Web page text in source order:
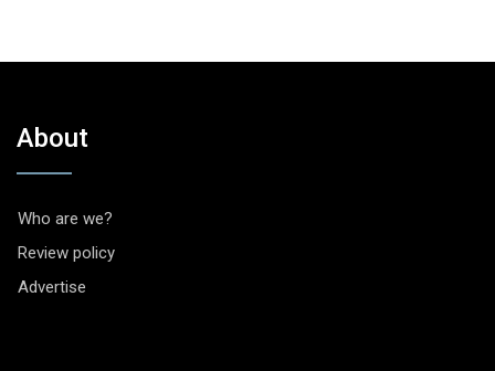
About
Who are we?
Review policy
Advertise